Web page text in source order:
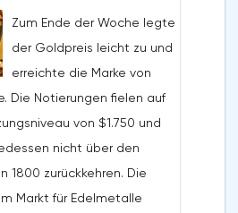
von 79,7 Milliarden
über dem positiven Saldo
liegt. Die Exporte
genannten Zeitraum auf
ein Plus von 13,3 % im
Das Volumen der Importe
und betrug 878,2 Milliarden
der EU
Zum Ende der Woche legte
der Goldpreis leicht zu und
erreichte die Marke von
Die Notierungen fielen auf
von $1.750 und
nicht über den
1800 zurückkehren. Die
Markt für Edelmetalle